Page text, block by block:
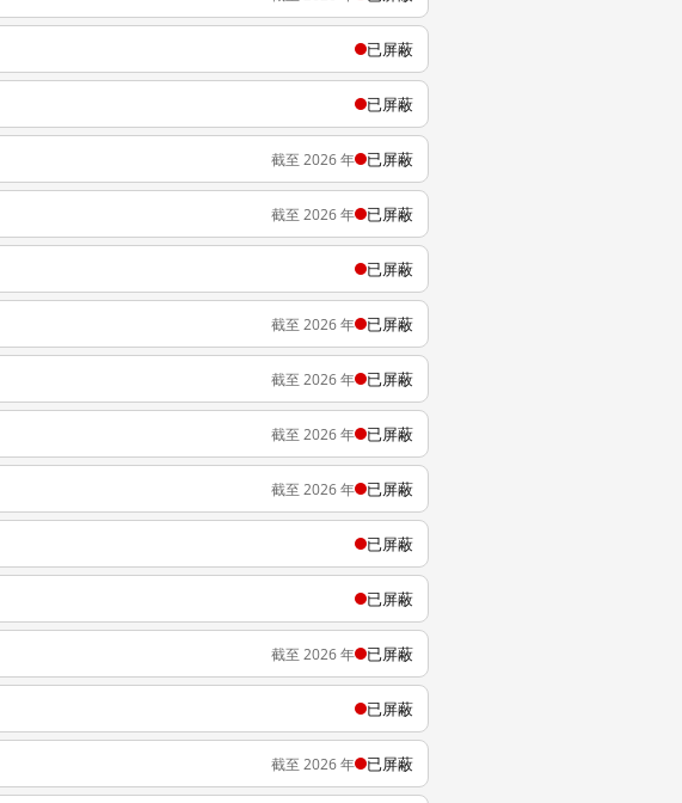
已屏蔽
已屏蔽
截至 2026 年 已屏蔽
截至 2026 年 已屏蔽
已屏蔽
截至 2026 年 已屏蔽
截至 2026 年 已屏蔽
截至 2026 年 已屏蔽
截至 2026 年 已屏蔽
已屏蔽
已屏蔽
截至 2026 年 已屏蔽
已屏蔽
截至 2026 年 已屏蔽